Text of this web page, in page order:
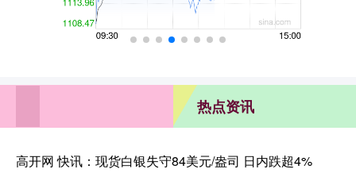
热点资讯
高开网 快讯：现货白银失守84美元/盎司 日内跌超4%